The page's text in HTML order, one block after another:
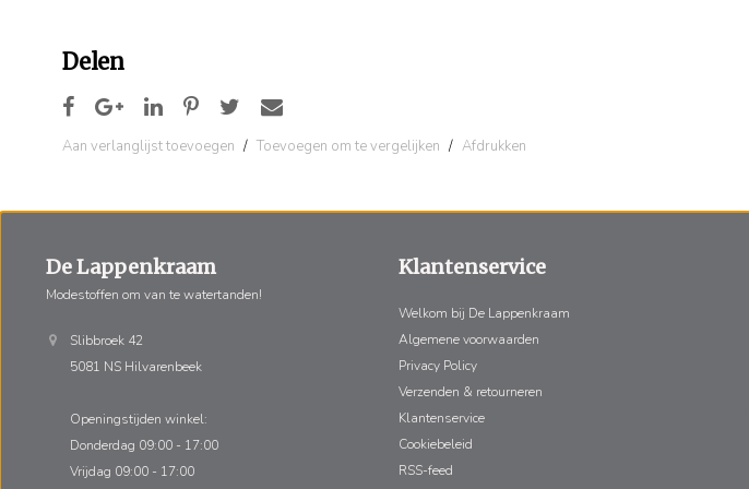
Delen
Aan verlanglijst toevoegen / Toevoegen om te vergelijken / Afdrukken
De Lappenkraam
Modestoffen om van te watertanden!
Slibbroek 42
5081 NS Hilvarenbeek
Openingstijden winkel:
Donderdag 09:00 - 17:00
Vrijdag 09:00 - 17:00
Klantenservice
Welkom bij De Lappenkraam
Algemene voorwaarden
Privacy Policy
Verzenden & retourneren
Klantenservice
Cookiebeleid
RSS-feed